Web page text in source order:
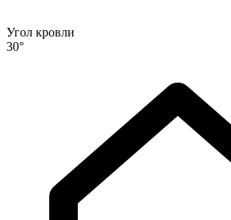
Угол кровли
30°